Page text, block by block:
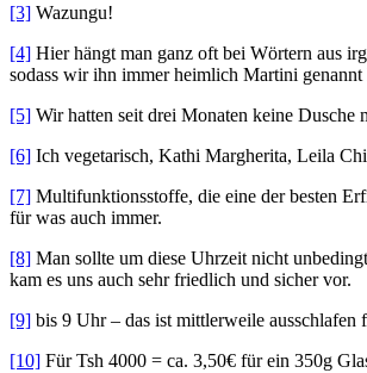
[3] Wazungu!
[4] Hier hängt man ganz oft bei Wörtern aus
sodass wir ihn immer heimlich Martini genannt
[5] Wir hatten seit drei Monaten keine Dusche
[6] Ich vegetarisch, Kathi Margherita, Leila
[7] Multifunktionsstoffe, die eine der besten
für was auch immer.
[8] Man sollte um diese Uhrzeit nicht
kam es uns auch sehr friedlich und sicher vor.
[9] bis 9 Uhr – das ist mittlerweile ausschlafen
[10] Für Tsh 4000 = ca. 3,50€ für ein 350g